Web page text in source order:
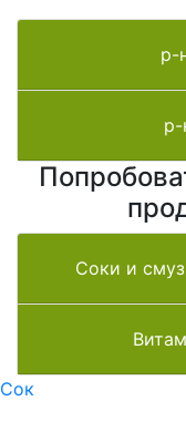
р-
Соки и
Сок